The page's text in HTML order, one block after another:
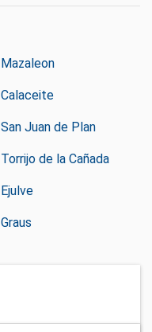
Mazaleon
Calaceite
San Juan de Plan
Torrijo de la Cañada
Ejulve
Graus